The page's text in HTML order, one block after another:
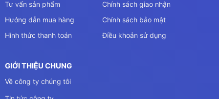
Tư vấn sản phẩm
Hướng dẫn mua hàng
Hình thức thanh toán
Chính sách giao nhận
Chính sách bảo mật
Điều khoản sử dụng
GIỚI THIỆU CHUNG
Về công ty chúng tôi